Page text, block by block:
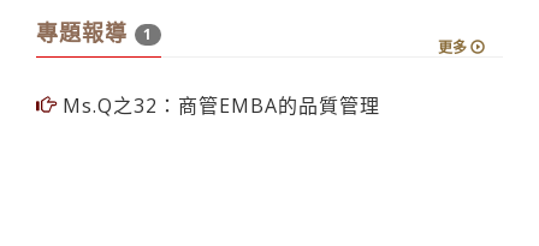
專題報導 1
更多
Ms.Q之32：商管EMBA的品質管理